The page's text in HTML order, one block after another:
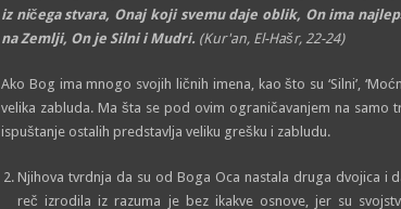
iz ničega stvara, Onaj koji svemu daje oblik, On ima
na Zemlji, On je Silni i Mudri. (Kur'an, El-Hašr, 22­-24)
Ako Bog ima mnogo svojih ličnih imena, kao što su ‘Silni’,
velika zabluda. Ma šta se pod ovim ograničavanjem na samo
ispuštanje ostalih predstavlja veliku grešku i zabludu.
Njihova tvrdnja da su od Boga Oca nastala druga dvojica i
reč izrodila iz razuma je bez ikakve osnove, jer su